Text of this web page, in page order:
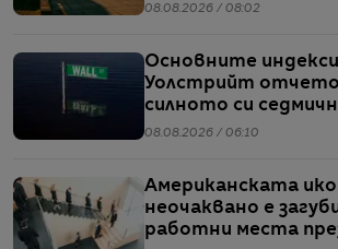
08.08.2026 / 08:02
Основните
Уолстрийт
силното си
представяне от
08.08.2026 / 06:10
Американската
неочаквано е
работни места